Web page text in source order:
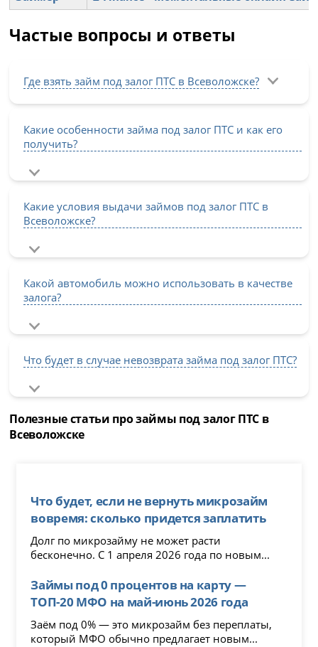
Частые вопросы и ответы
Где взять займ под залог ПТС в Всеволожске?
Какие особенности займа под залог ПТС и как его
получить?
Какие условия выдачи займов под залог ПТС в
Всеволожске?
Какой автомобиль можно использовать в качестве
залога?
Что будет в случае невозврата займа под залог ПТС?
Полезные статьи про займы под залог ПТС в
Всеволожске
Что будет, если не вернуть микрозайм
вовремя: сколько придется заплатить
Долг по микрозайму не может расти
бесконечно. С 1 апреля 2026 года по новым...
Займы под 0 процентов на карту —
ТОП-20 МФО на май-июнь 2026 года
Заём под 0% — это микрозайм без переплаты,
который МФО обычно предлагает новым...